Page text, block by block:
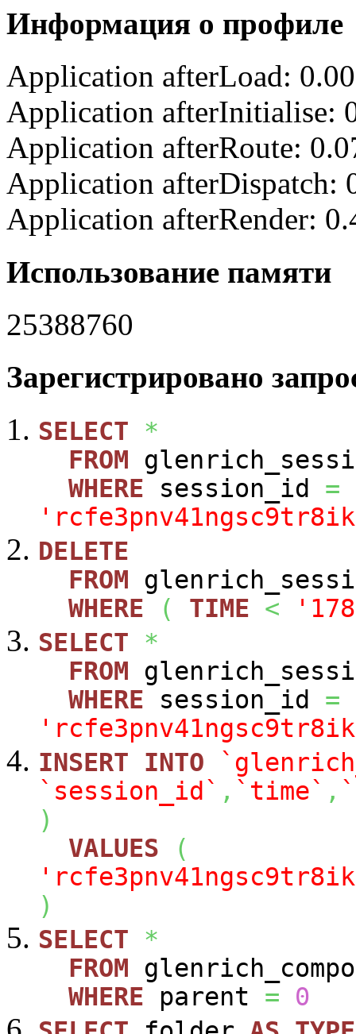
Информация о профиле
Application afterLoad:
Application afterInitialise:
Application afterRoute:
Application afterDispatch:
Application afterRender:
Использование памяти
25388760
Зарегистрировано
SELECT
*
FROM
WHERE session_id =
DELETE
FROM
WHERE
( TIME <
SELECT
*
FROM
WHERE session_id =
INSERT
INTO
`session_id` , `time` ,
)
VALUES
(
)
SELECT
*
FROM
WHERE parent =
0